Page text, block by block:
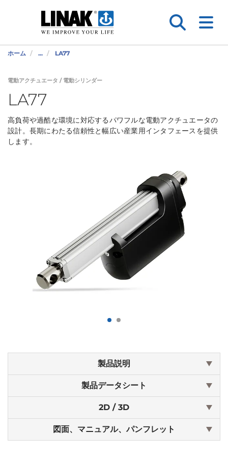
ホーム ... LA77
電動アクチュエータ / 電動シリンダー
LA77
高負荷や過酷な環境に対応するパワフルな電動アクチュエータの
設計。長期にわたる信頼性と幅広い産業用インタフェースを提供
します。
製品説明
製品データシート
2D / 3D
図面、マニュアル、パンフレット